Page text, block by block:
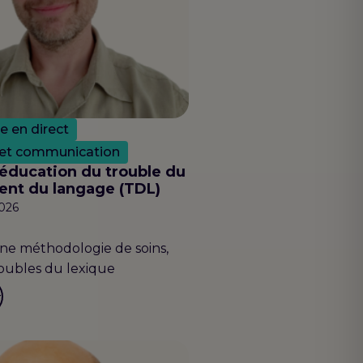
en direct
communication
du trouble du
du langage (TDL)
méthodologie de soins,
du lexique